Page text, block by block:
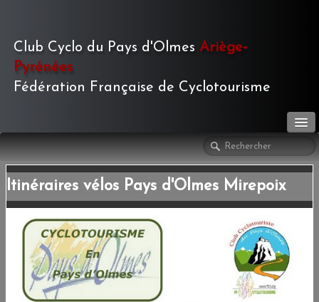
Club Cyclo du Pays d'Olmes Ariège-
Pyrénées
Fédération Française de Cyclotourisme
ACTIVITÉS▼
LE JOURNAL ▼
PHOTOS ▼
TOURISME
Itinéraires vélos Pays d'Olmes Mirepoix